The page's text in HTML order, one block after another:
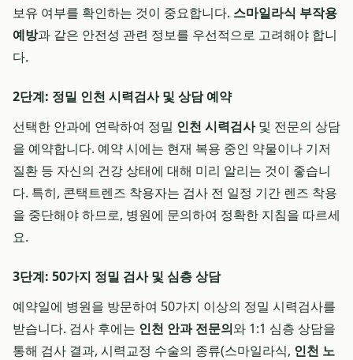
보유 여부를 확인하는 것이 중요합니다. 스마일라식 부작용
예방과 같은 안전성 관련 정보를 우선적으로 고려해야 합니
다.
2단계: 정밀 인천 시력검사 및 상담 예약
선택한 안과에 연락하여 정밀 인천 시력검사및 전문의 상담
을 예약합니다. 예약 시에는 현재 복용 중인 약물이나 기저
질환 등 자신의 건강 상태에 대해 미리 알리는 것이 좋습니
다. 특히, 콘택트렌즈 착용자는 검사 전 일정 기간 렌즈 착용
을 중단해야 하므로, 병원에 문의하여 정확한 지침을 따르세
요.
3단계: 50가지 정밀 검사 및 심층 상담
예약일에 병원을 방문하여 50가지 이상의 정밀 시력검사를
받습니다. 검사 후에는 인천 안과 전문의와 1:1 심층 상담을
통해 검사 결과, 시력교정 수술의 종류(스마일라식, 인천 노